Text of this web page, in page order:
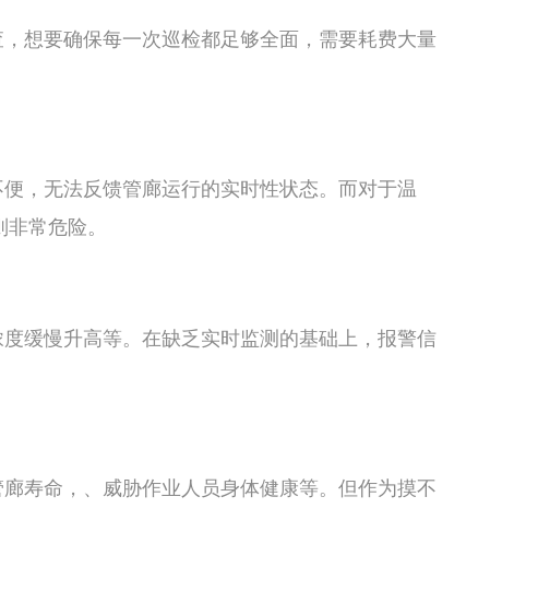
想要确保每一次巡检都足够全面，需要耗费大量
，无法反馈管廊运行的实时性状态。而对于温
常危险。
缓慢升高等。在缺乏实时监测的基础上，报警信
寿命，、威胁作业人员身体健康等。但作为摸不